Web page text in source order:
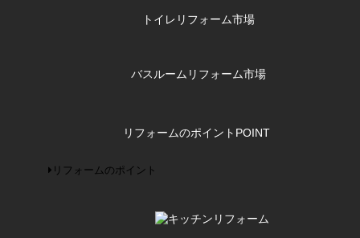
トイレリフォーム市場
バスルームリフォーム市場
リフォームのポイント POINT
リフォームのポイント